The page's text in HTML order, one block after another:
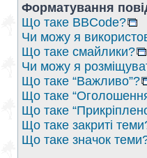
Форматування
Що таке BBCode?
Чи можу я
Що таке смайлики?
Чи можу я
Що таке “Важливо”?
Що таке
Що таке
Що таке закриті
Що таке значок